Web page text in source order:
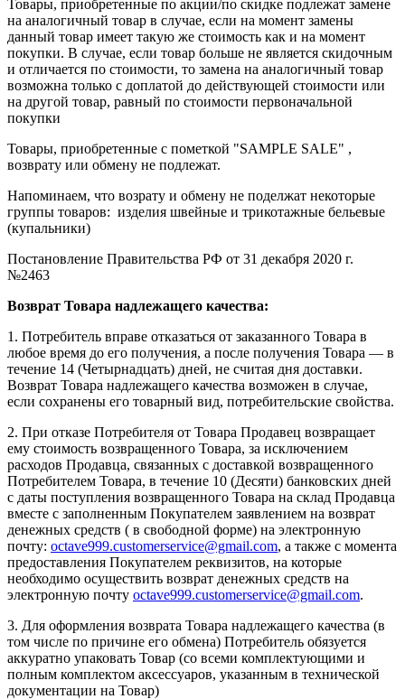
Товары, приобретенные по акции/по скидке подлежат замене
на аналогичный товар в случае, если на момент замены
данный товар имеет такую же стоимость как и на момент
покупки. В случае, если товар больше не является скидочным
и отличается по стоимости, то замена на аналогичный товар
возможна только с доплатой до действующей стоимости или
на другой товар, равный по стоимости первоначальной
покупки
Товары, приобретенные с пометкой "SAMPLE SALE" ,
возврату или обмену не подлежат.
Напоминаем, что возрату и обмену не поделжат некоторые
группы товаров: изделия швейные и трикотажные бельевые
(купальники)
Постановление Правительства РФ от 31 декабря 2020 г.
№2463
Возврат Товара надлежащего качества:
1. Потребитель вправе отказаться от заказанного Товара в
любое время до его получения, а после получения Товара — в
течение 14 (Четырнадцать) дней, не считая дня доставки.
Возврат Товара надлежащего качества возможен в случае,
если сохранены его товарный вид, потребительские свойства.
2. При отказе Потребителя от Товара Продавец возвращает
ему стоимость возвращенного Товара, за исключением
расходов Продавца, связанных с доставкой возвращенного
Потребителем Товара, в течение 10 (Десяти) банковских дней
с даты поступления возвращенного Товара на склад Продавца
вместе с заполненным Покупателем заявлением на возврат
денежных средств ( в свободной форме) на электронную
почту: octave999.customerservice@gmail.com, а также с момента
предоставления Покупателем реквизитов, на которые
необходимо осуществить возврат денежных средств на
электронную почту octave999.customerservice@gmail.com.
3. Для оформления возврата Товара надлежащего качества (в
том числе по причине его обмена) Потребитель обязуется
аккуратно упаковать Товар (со всеми комплектующими и
полным комплектом аксессуаров, указанным в технической
документации на Товар)